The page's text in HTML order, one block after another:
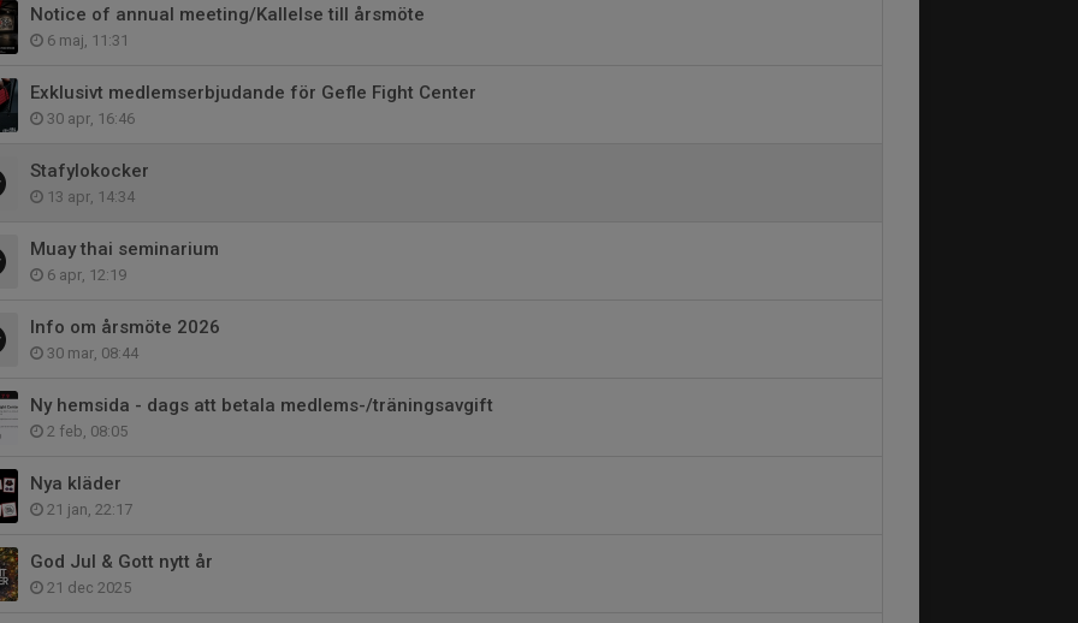
Notice of annual meeting/Kallelse till årsmöte
6 maj, 11:31
Exklusivt medlemserbjudande för Gefle Fight Center
30 apr, 16:46
Stafylokocker
13 apr, 14:34
Muay thai seminarium
6 apr, 12:19
Info om årsmöte 2026
30 mar, 08:44
Ny hemsida - dags att betala medlems-/träningsavgift
2 feb, 08:05
Nya kläder
21 jan, 22:17
God Jul & Gott nytt år
21 dec 2025